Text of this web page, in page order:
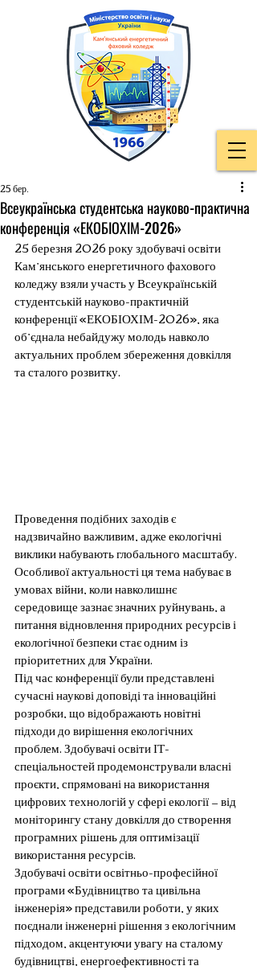
Всеукраїнська студентська науково-практична
конференція «ЕКОБІОХІМ-2026»
25 бер.
25 березня 2026 року здобувачі освіти
Кам’янського енергетичного фахового
коледжу взяли участь у Всеукраїнській
студентській науково-практичній
конференції «ЕКОБІОХІМ-2026», яка
об’єднала небайдужу молодь навколо
актуальних проблем збереження довкілля
та сталого розвитку.
Проведення подібних заходів є
надзвичайно важливим, адже екологічні
виклики набувають глобального масштабу.
Особливої актуальності ця тема набуває в
умовах війни, коли навколишнє
середовище зазнає значних руйнувань, а
питання відновлення природних ресурсів і
екологічної безпеки стає одним із
пріоритетних для України.
Під час конференції були представлені
сучасні наукові доповіді та інноваційні
розробки, що відображають новітні
підходи до вирішення екологічних
проблем. Здобувачі освіти ІТ-
спеціальностей продемонстрували власні
проєкти, спрямовані на використання
цифрових технологій у сфері екології — від
моніторингу стану довкілля до створення
програмних рішень для оптимізації
використання ресурсів.
Здобувачі освіти освітньо-професійної
програми «Будівництво та цивільна
інженерія» представили роботи, у яких
поєднали інженерні рішення з екологічним
підходом, акцентуючи увагу на сталому
будівництві, енергоефективності та